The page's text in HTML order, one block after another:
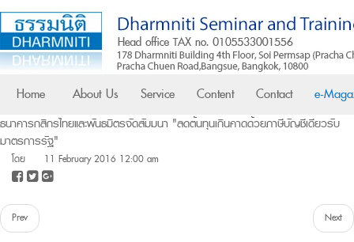
Home About Us Service Content Contact e-
ธนาคารกสิกรไทยและพันธมิตรจัดสัมมนา "ลดต้นทุนเกินคาดด้วยภาษีบัญชีเดียวรับ
มาตรการรัฐ"
โดย 11 February 2016 12:00 am
Prev Next